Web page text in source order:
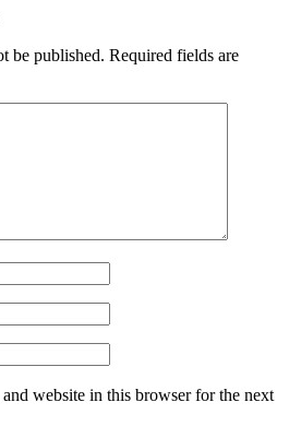
be published. Required fields are
website in this browser for the next